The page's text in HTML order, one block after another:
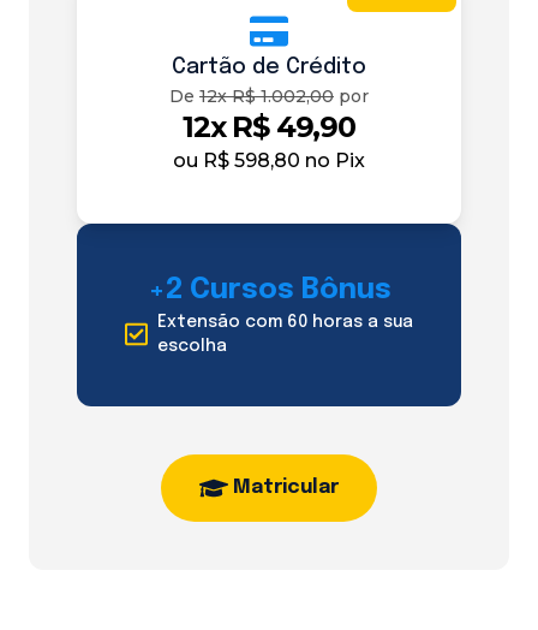
Cartão de Crédito
De 12x R$ 1.002,00 por
12x R$ 49,90
ou R$ 598,80 no Pix
+2 Cursos Bônus
Extensão com 60 horas a sua
escolha
Matricular